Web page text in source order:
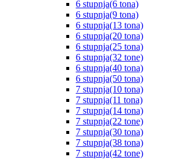
6 stupnja(6 tona)
6 stupnja(9 tona)
6 stupnja(13 tona)
6 stupnja(20 tona)
6 stupnja(25 tona)
6 stupnja(32 tone)
6 stupnja(40 tona)
6 stupnja(50 tona)
7 stupnja(10 tona)
7 stupnja(11 tona)
7 stupnja(14 tona)
7 stupnja(22 tone)
7 stupnja(30 tona)
7 stupnja(38 tona)
7 stupnja(42 tone)